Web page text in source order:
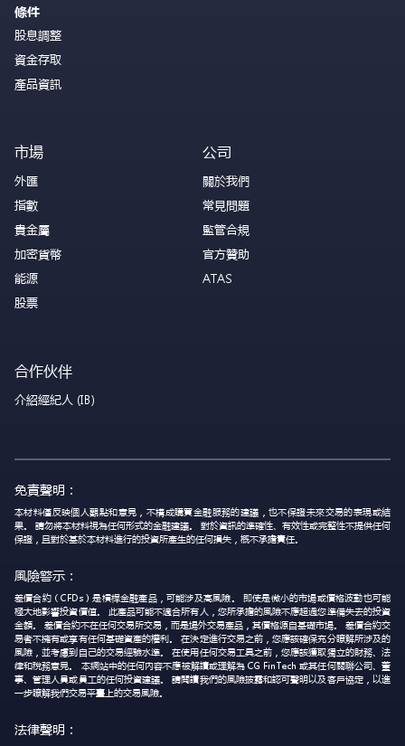
條件
股息調整
資金存取
產品資訊
市場
外匯
指數
貴金屬
加密貨幣
能源
股票
公司
關於我們
常見問題
監管合規
官方贊助
ATAS
合作伙伴
介紹經紀人 (IB)
免責聲明：
本材料僅反映個人觀點和意見，不構成購買金融服務的建議，也不保證未來交易的表現或結
果。 請勿將本材料視為任何形式的金融建議。 對於資訊的準確性、有效性或完整性不提供任何
保證，且對於基於本材料進行的投資所產生的任何損失，概不承擔責任。
風險警示：
差價合約（CFDs）是槓桿金融產品，可能涉及高風險。 即使是微小的市場或價格波動也可能
極大地影響投資價值。 此產品可能不適合所有人，您所承擔的風險不應超過您準備失去的投資
金額。 差價合約不在任何交易所交易，而是場外交易產品，其價格源自基礎市場。 差價合約交
易者不擁有或享有任何基礎資產的權利。 在決定進行交易之前，您應該確保充分瞭解所涉及的
風險，並考慮到自己的交易經驗水準。 在使用任何交易工具之前，您應該獲取獨立的財務、法
律和稅務意見。 本網站中的任何內容不應被解讀或理解為 CG FinTech 或其任何關聯公司、董
事、管理人員或員工的任何投資建議。 請閱讀我們的風險披露和認可聲明以及客戶協定，以進
一步瞭解我們交易平臺上的交易風險。
法律聲明：